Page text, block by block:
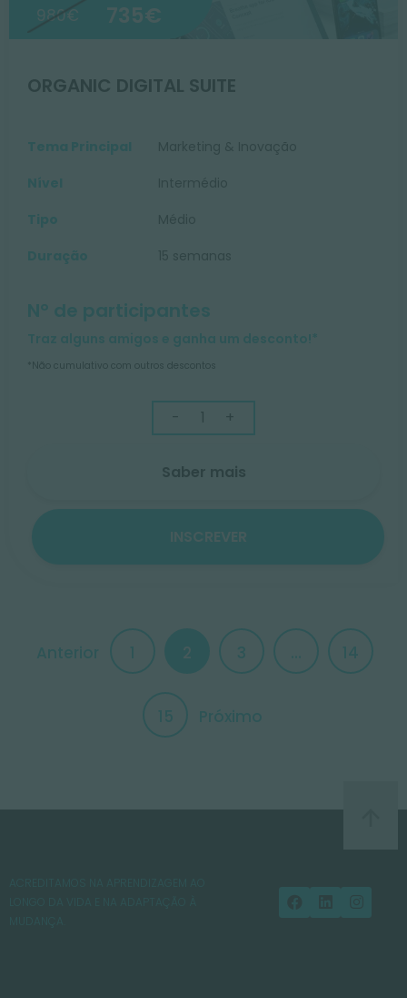
980€ 735€
ORGANIC DIGITAL SUITE
Tema Principal
Nível
Tipo
Duração
Nº de participantes
Traz alguns amigos e ganha um desconto!*
*Não cumulativo com outros descontos
- +
Saber mais
INSCREVER
Anterior 1 2 3 … 14
15 Próximo